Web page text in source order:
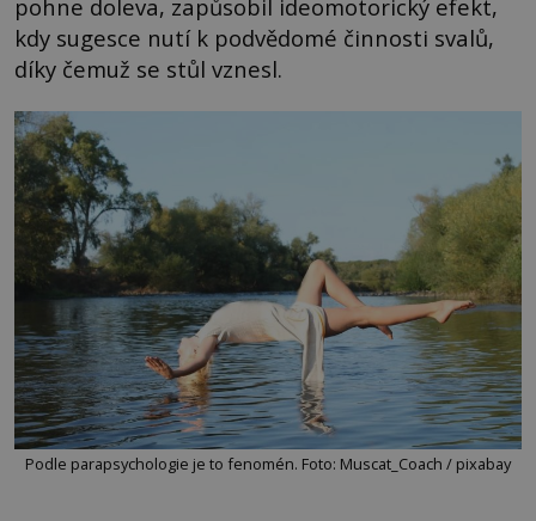
pohne doleva, zapůsobil ideomotorický efekt,
kdy sugesce nutí k podvědomé činnosti svalů,
díky čemuž se stůl vznesl.
Podle parapsychologie je to fenomén. Foto: Muscat_Coach / pixabay